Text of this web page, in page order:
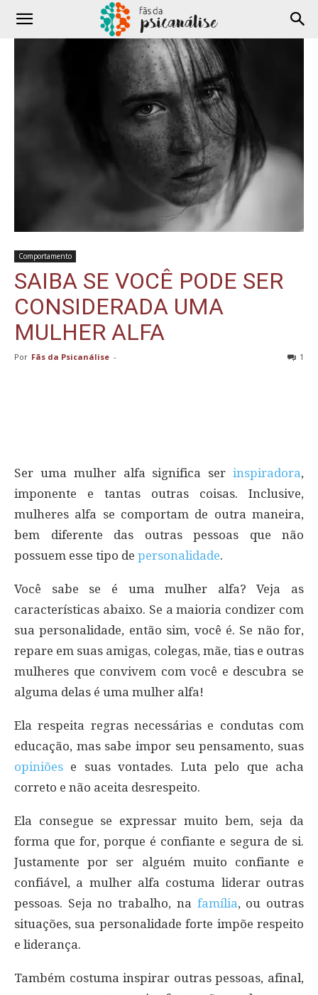
Comportamento
SAIBA SE VOCÊ PODE SER
CONSIDERADA UMA
MULHER ALFA
Por Fãs da Psicanálise - 1
Ser uma mulher alfa significa ser inspiradora,
imponente e tantas outras coisas. Inclusive,
mulheres alfa se comportam de outra maneira,
bem diferente das outras pessoas que não
possuem esse tipo de personalidade.
Você sabe se é uma mulher alfa? Veja as
características abaixo. Se a maioria condizer com
sua personalidade, então sim, você é. Se não for,
repare em suas amigas, colegas, mãe, tias e outras
mulheres que convivem com você e descubra se
alguma delas é uma mulher alfa!
Ela respeita regras necessárias e condutas com
educação, mas sabe impor seu pensamento, suas
opiniões e suas vontades. Luta pelo que acha
correto e não aceita desrespeito.
Ela consegue se expressar muito bem, seja da
forma que for, porque é confiante e segura de si.
Justamente por ser alguém muito confiante e
confiável, a mulher alfa costuma liderar outras
pessoas. Seja no trabalho, na família, ou outras
situações, sua personalidade forte impõe respeito
e liderança.
Também costuma inspirar outras pessoas, afinal,